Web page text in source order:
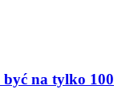
na tylko 100